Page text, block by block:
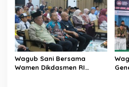
Wagub Sani Bersama
Wamen Dikdasmen RI